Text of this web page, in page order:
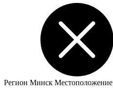
Регион Минск Местоположение